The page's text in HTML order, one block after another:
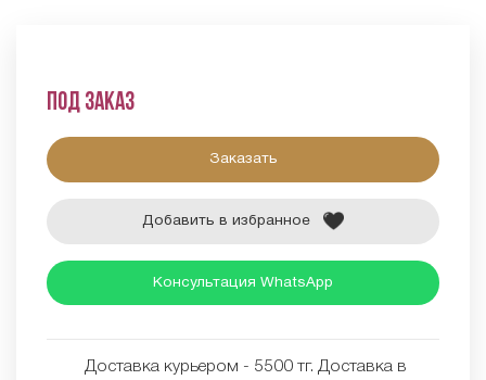
Под заказ
Заказать
Добавить в избранное
Консультация WhatsApp
Доставка курьером - 5500 тг. Доставка в